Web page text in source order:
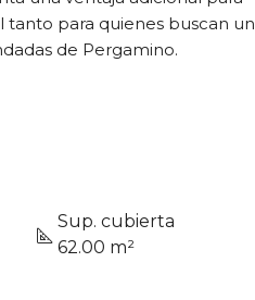
para quienes buscan un
de Pergamino.
Sup. cubierta
62.00 m²